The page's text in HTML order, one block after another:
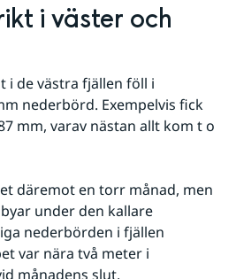
i väster och
i de västra fjällen föll i
nederbörd. Exempelvis fick
mm, varav nästan allt kom t o
däremot en torr månad, men
under den kallare
nederbörden i fjällen
var nära två meter i
månadens slut.